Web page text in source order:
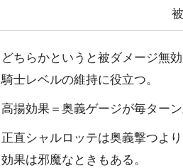
どちらかというと被ダメージ無
騎士レベルの維持に役立つ。
高揚効果＝奥義ゲージが毎ター
正直シャルロッテは奥義撃つよ
効果は邪魔なときもある。